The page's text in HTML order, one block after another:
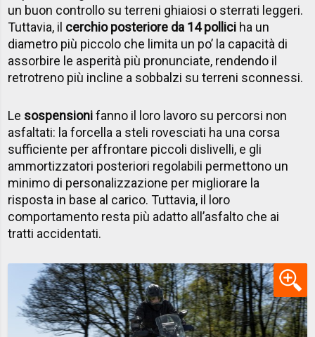
un buon controllo su terreni ghiaiosi o sterrati leggeri.
Tuttavia, il cerchio posteriore da 14 pollici ha un
diametro più piccolo che limita un po’ la capacità di
assorbire le asperità più pronunciate, rendendo il
retrotreno più incline a sobbalzi su terreni sconnessi.
Le sospensionifanno il loro lavoro su percorsi non
asfaltati: la forcella a steli rovesciati ha una corsa
sufficiente per affrontare piccoli dislivelli, e gli
ammortizzatori posteriori regolabili permettono un
minimo di personalizzazione per migliorare la
risposta in base al carico. Tuttavia, il loro
comportamento resta più adatto all’asfalto che ai
tratti accidentati.